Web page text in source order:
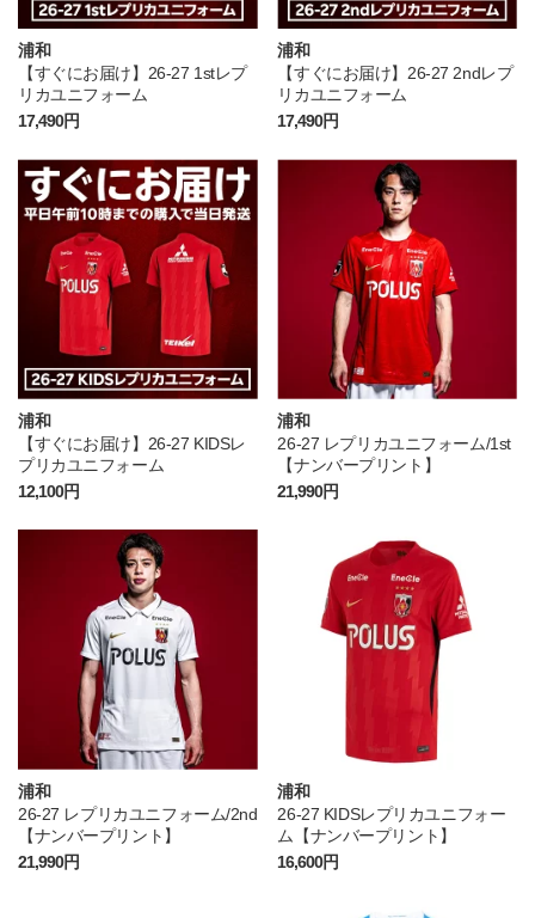
浦和
【すぐにお届け】26-27 1stレプ
リカユニフォーム
17,490円
浦和
【すぐにお届け】26-27 2ndレプ
リカユニフォーム
17,490円
浦和
【すぐにお届け】26-27 KIDSレ
プリカユニフォーム
12,100円
浦和
26-27 レプリカユニフォーム/1st
【ナンバープリント】
21,990円
浦和
26-27 レプリカユニフォーム/2nd
【ナンバープリント】
21,990円
浦和
26-27 KIDSレプリカユニフォー
ム【ナンバープリント】
16,600円